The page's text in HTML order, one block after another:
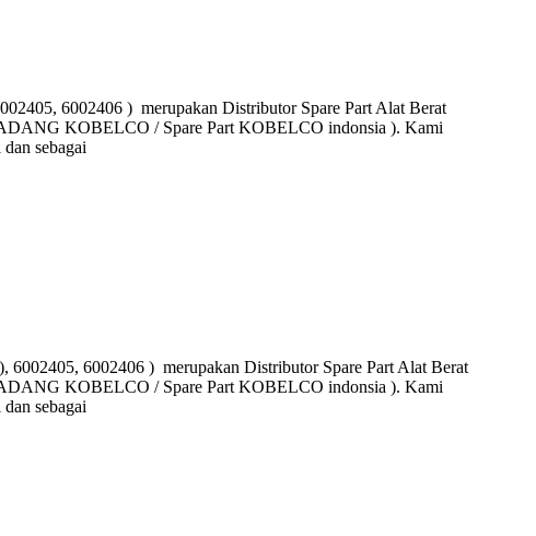
6002406 ) merupakan Distributor Spare Part Alat Berat
KOBELCO / Spare Part KOBELCO indonsia ). Kami
sebagai
6002406 ) merupakan Distributor Spare Part Alat Berat
KOBELCO / Spare Part KOBELCO indonsia ). Kami
sebagai